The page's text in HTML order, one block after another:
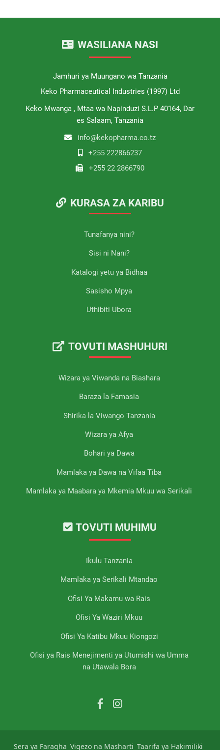
WASILIANA NASI
Jamhuri ya Muungano wa Tanzania
Keko Pharmaceutical Industries (1997) Ltd
Keko Mwanga , Mtaa wa Napinduzi S.L.P 40164, Dar
es Salaam, Tanzania
info@kekopharma.co.tz
+255 222866237
+255 22 2866790
KURASA ZA KARIBU
Tunafanya nini?
Sisi ni Nani?
Katalogi yetu ya Bidhaa
Sasisho Mpya
Uthibiti Ubora
TOVUTI MASHUHURI
Wizara ya Viwanda na Biashara
Baraza la Famasia
Shirika la Viwango Tanzania
Wizara ya Afya
Bohari ya Dawa
Mamlaka ya Dawa na Vifaa Tiba
Mamlaka ya Maabara ya Mkemia Mkuu wa Serikali
TOVUTI MUHIMU
Ikulu Tanzania
Mamlaka ya Serikali Mtandao
Ofisi Ya Makamu wa Rais
Ofisi Ya Waziri Mkuu
Ofisi Ya Katibu Mkuu Kiongozi
Ofisi ya Rais Menejimenti ya Utumishi wa Umma
na Utawala Bora
Sera ya Faragha Vigezo na Masharti Taarifa ya Hakimiliki